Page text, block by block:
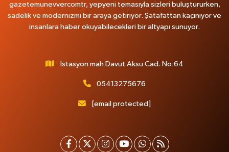
gazetemunevvercomtr, yepyeni temasıyla sizleri buluştururken,
sadelik ve modernizmi bir araya getiriyor. Şatafattan kaçınıyor ve
insanlara haber okuyabilecekleri bir altyapı sunuyor.
İstasyon mah Davut Aksu Cad. No:64
05413275676
[email protected]